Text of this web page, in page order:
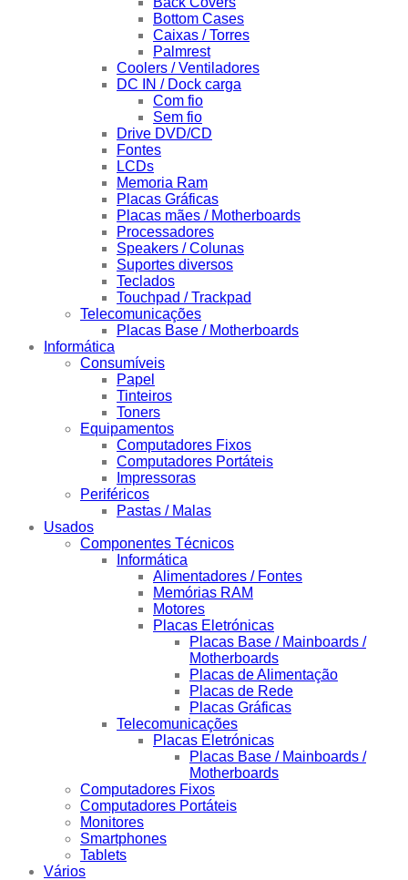
Bottom Cases
Caixas / Torres
Palmrest
Coolers / Ventiladores
DC IN / Dock carga
Com fio
Sem fio
Drive DVD/CD
Fontes
LCDs
Memoria Ram
Placas Gráficas
Placas mães / Motherboards
Processadores
Speakers / Colunas
Suportes diversos
Teclados
Touchpad / Trackpad
Telecomunicações
Placas Base / Motherboards
Informática
Consumíveis
Papel
Tinteiros
Toners
Equipamentos
Computadores Fixos
Computadores Portáteis
Impressoras
Periféricos
Pastas / Malas
Usados
Componentes Técnicos
Informática
Alimentadores / Fontes
Memórias RAM
Motores
Placas Eletrónicas
Placas Base / Mainboards /
Motherboards
Placas de Alimentação
Placas de Rede
Placas Gráficas
Telecomunicações
Placas Eletrónicas
Placas Base / Mainboards /
Motherboards
Computadores Fixos
Computadores Portáteis
Monitores
Smartphones
Tablets
Vários